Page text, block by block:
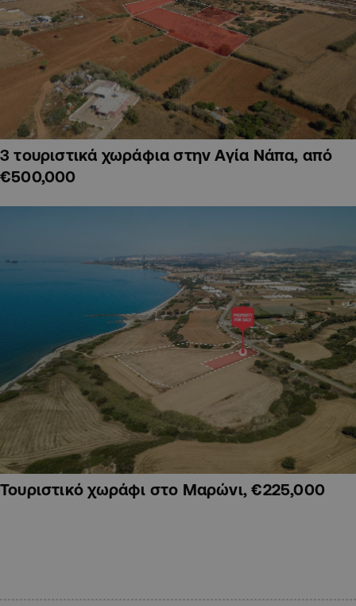
3 τουριστικά χωράφια στην Αγία Νάπα, από
€500,000
Τουριστικό χωράφι στο Μαρώνι, €225,000